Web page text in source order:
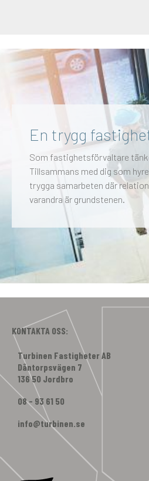
En trygg
Som fastighetsförvaltare
Tillsammans med dig som
trygga samarbeten där
varandra är grundstenen.
KONTAKTA OSS:
Turbinen Fastigheter AB
Dåntorpsvägen 7
136 50 Jordbro
08 - 93 61 50
info@turbinen.se
Facebook
Instagram